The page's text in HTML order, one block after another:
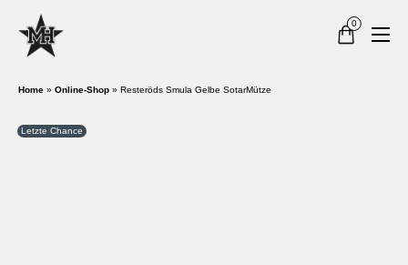
0
Home » Online-Shop » Resteröds Smula Gelbe SotarMütze
Letzte Chance